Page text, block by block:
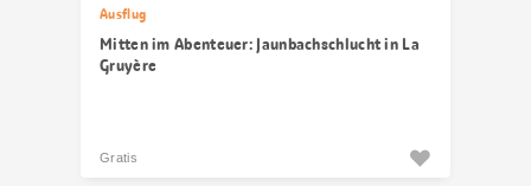
Ausflug
Mitten im Abenteuer: Jaunbachschlucht in La
Gruyère
Gratis